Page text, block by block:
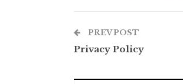
PREV POST
Privacy Policy